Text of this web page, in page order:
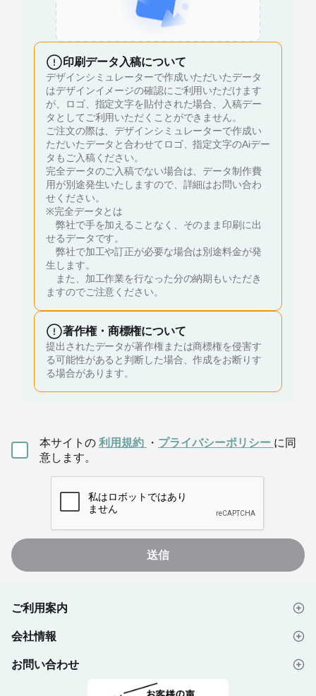
印刷データ入稿について
デザインシミュレーターで作成いただいたデータ
はデザインイメージの確認にご利用いただけます
が、ロゴ、指定文字を貼付された場合、入稿デー
タとしてご利用いただくことができません。
ご注文の際は、デザインシミュレーターで作成い
ただいたデータと合わせてロゴ、指定文字のAiデー
タもご入稿ください。
完全データのご入稿でない場合は、データ制作費
用が別途発生いたしますので、詳細はお問い合わ
せください。
※完全データとは
弊社で手を加えることなく、そのまま印刷に出
せるデータです。
弊社で加工や訂正が必要な場合は別途料金が発
生します。
また、加工作業を行なった分の納期もいただき
ますのでご注意ください。
著作権・商標権について
提出されたデータが著作権または商標権を侵害す
る可能性があると判断した場合、作成をお断りす
る場合があります。
本サイトの 利用規約 ・ プライバシーポリシー に同
意します。
送信
ご利用案内
はじめての方へ
ご注文の流れ
会社情報
会社概要
お問い合わせ